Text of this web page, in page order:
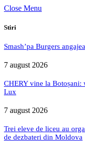
Close Menu
Stiri
Smash’pa Burgers
7 august 2026
CHERY vine la Botoșani:
Lux
7 august 2026
Trei eleve de liceu au
de dezbateri din Moldova